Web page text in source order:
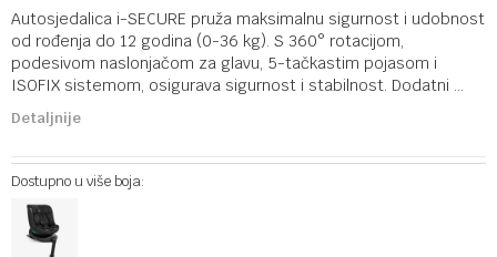
Autosjedalica i-SECURE pruža maksimalnu sigurnost i udobnost
od rođenja do 12 godina (0-36 kg). S 360° rotacijom,
podesivom naslonjačom za glavu, 5-tačkastim pojasom i
ISOFIX sistemom, osigurava sigurnost i stabilnost. Dodatni ...
Detaljnije
Dostupno u više boja: